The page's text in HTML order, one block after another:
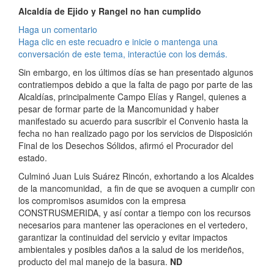
Alcaldía de Ejido y Rangel no han cumplido
Haga un comentario
Haga clic en este recuadro e inicie o mantenga una
conversación de este tema, interactúe con los demás.
Sin embargo, en los últimos días se han presentado algunos
contratiempos debido a que la falta de pago por parte de las
Alcaldías, principalmente Campo Elías y Rangel, quienes a
pesar de formar parte de la Mancomunidad y haber
manifestado su acuerdo para suscribir el Convenio hasta la
fecha no han realizado pago por los servicios de Disposición
Final de los Desechos Sólidos, afirmó el Procurador del
estado.
Culminó Juan Luis Suárez Rincón, exhortando a los Alcaldes
de la mancomunidad, a fin de que se avoquen a cumplir con
los compromisos asumidos con la empresa
CONSTRUSMERIDA, y así contar a tiempo con los recursos
necesarios para mantener las operaciones en el vertedero,
garantizar la continuidad del servicio y evitar impactos
ambientales y posibles daños a la salud de los merideños,
producto del mal manejo de la basura. ND